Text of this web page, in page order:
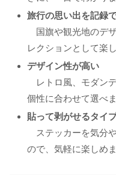
旅行の思い出を記録
国旗や観光地のデ
レクションとして楽
デザイン性が高い
レトロ風、モダン
個性に合わせて選べま
貼って剥がせるタイ
ステッカーを気分
ので、気軽に楽しめま